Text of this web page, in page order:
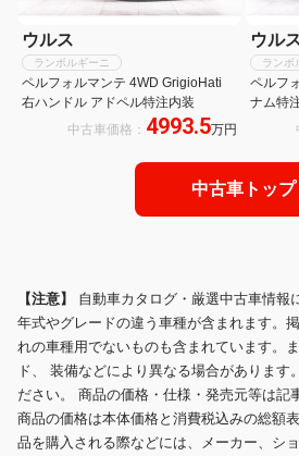
ウルス
ランボルギーニ
ペルフォルマンテ 4WD GrigioHati
右ハンドル アドペル特注内装
中古車価格： 4993.5万円
ウル
ランボ
ペルフ
ナム特
中古車トップ
【注意】 自動車カタログ・厳選中古車情報
年式やグレードの違う車種が含まれます。
れの車種用でないものも含まれています。
ド、 装備などにより異なる場合があります
ださい。 商品の価格・仕様・発売元等は記
商品の価格は本体価格と消費税込みの総額
品を購入される際などには、メーカー、シ